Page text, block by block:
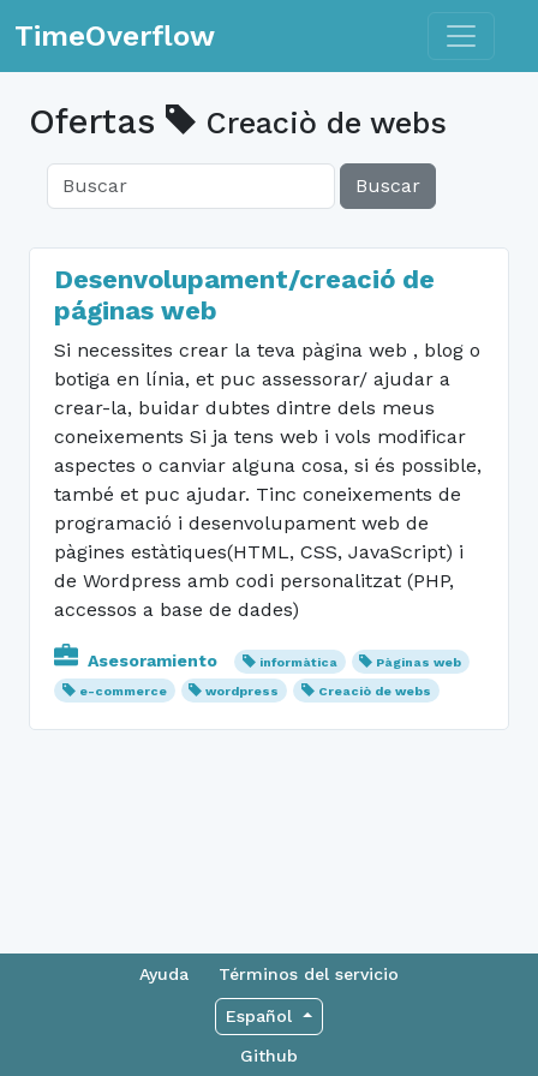
TimeOverflow Toggle
Ofertas Creaciò de webs
Buscar
Desenvolupament/creació de
páginas web
Si necessites crear la teva pàgina web , blog o
botiga en línia, et puc assessorar/ ajudar a
crear-la, buidar dubtes dintre dels meus
coneixements Si ja tens web i vols modificar
aspectes o canviar alguna cosa, si és possible,
també et puc ajudar. Tinc coneixements de
programació i desenvolupament web de
pàgines estàtiques(HTML, CSS, JavaScript) i
de Wordpress amb codi personalitzat (PHP,
accessos a base de dades)
Asesoramiento informàtica
Pàginas web
e-commerce
wordpress Creaciò de webs
Ayuda Términos del servicio
Español
Github